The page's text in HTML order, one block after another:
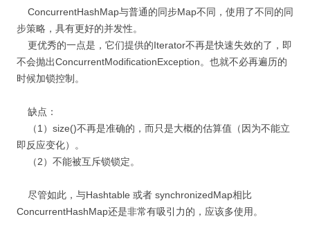
ConcurrentHashMap与普通的同步Map不同，使用了不同的同
步策略，具有更好的并发性。
更优秀的一点是，它们提供的Iterator不再是快速失效的了，即
不会抛出ConcurrentModificationException。也就不必再遍历的
时候加锁控制。
缺点：
（1）size()不再是准确的，而只是大概的估算值（因为不能立
即反应变化）。
（2）不能被互斥锁锁定。
尽管如此，与Hashtable 或者 synchronizedMap相比
ConcurrentHashMap还是非常有吸引力的，应该多使用。